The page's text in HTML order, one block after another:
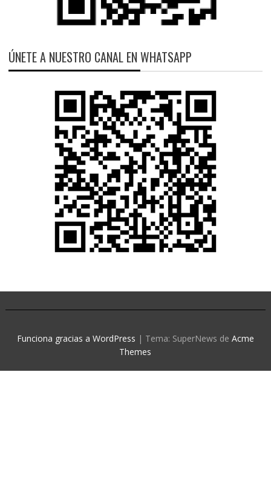
ÚNETE A NUESTRO CANAL EN WHATSAPP
Funciona gracias a WordPress | Tema: SuperNews de Acme
Themes